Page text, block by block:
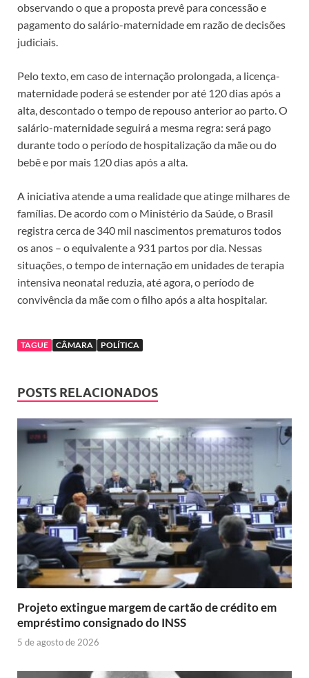
observando o que a proposta prevê para concessão e
pagamento do salário-maternidade em razão de decisões
judiciais.
Pelo texto, em caso de internação prolongada, a licença-
maternidade poderá se estender por até 120 dias após a
alta, descontado o tempo de repouso anterior ao parto. O
salário-maternidade seguirá a mesma regra: será pago
durante todo o período de hospitalização da mãe ou do
bebê e por mais 120 dias após a alta.
A iniciativa atende a uma realidade que atinge milhares de
famílias. De acordo com o Ministério da Saúde, o Brasil
registra cerca de 340 mil nascimentos prematuros todos
os anos – o equivalente a 931 partos por dia. Nessas
situações, o tempo de internação em unidades de terapia
intensiva neonatal reduzia, até agora, o período de
convivência da mãe com o filho após a alta hospitalar.
TAGUE CÂMARA POLÍTICA
POSTS RELACIONADOS
Projeto extingue margem de cartão de crédito em
empréstimo consignado do INSS
5 de agosto de 2026